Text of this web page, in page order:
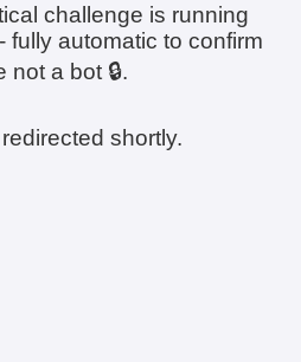
challenge is running
fully automatic to confirm
not a bot 🔒.
redirected shortly.